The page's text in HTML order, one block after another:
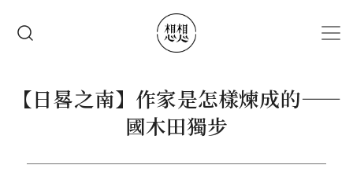
【日晷之南】作家是怎樣煉成的——
國木田獨步